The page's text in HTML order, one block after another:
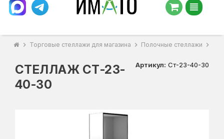
view_headline
chevron_right Торговые стеллажи для магазина chevron_right Полочные стеллажи chevron_right
СТЕЛЛАЖ СТ-23-
40-30
Артикул: Ст-23-40-30